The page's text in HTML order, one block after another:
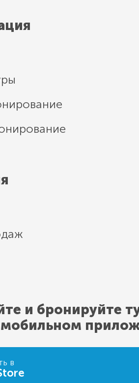
и бронируйте
в